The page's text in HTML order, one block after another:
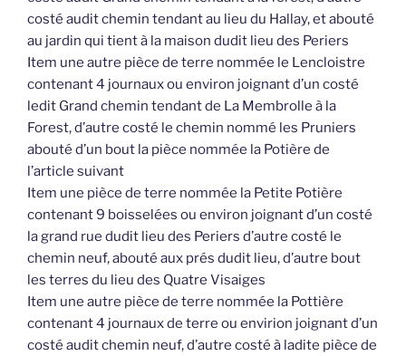
costé audit chemin tendant au lieu du Hallay, et abouté
au jardin qui tient à la maison dudit lieu des Periers
Item une autre pièce de terre nommée le Lencloistre
contenant 4 journaux ou environ joignant d’un costé
ledit Grand chemin tendant de La Membrolle à la
Forest, d’autre costé le chemin nommé les Pruniers
abouté d’un bout la pièce nommée la Potière de
l’article suivant
Item une pièce de terre nommée la Petite Potière
contenant 9 boisselées ou environ joignant d’un costé
la grand rue dudit lieu des Periers d’autre costé le
chemin neuf, abouté aux prés dudit lieu, d’autre bout
les terres du lieu des Quatre Visaiges
Item une autre pièce de terre nommée la Pottière
contenant 4 journaux de terre ou envirion joignant d’un
costé audit chemin neuf, d’autre costé à ladite pièce de